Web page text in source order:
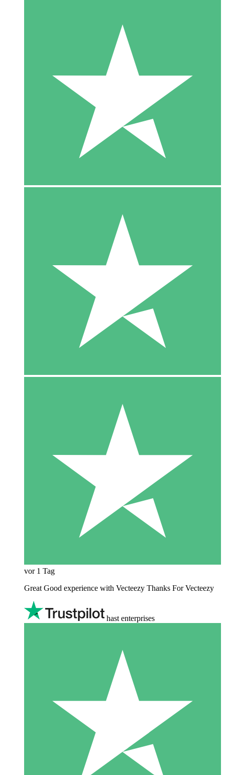
vor 1 Tag
Great Good experience with Vecteezy Thanks For Vecteezy
hast enterprises